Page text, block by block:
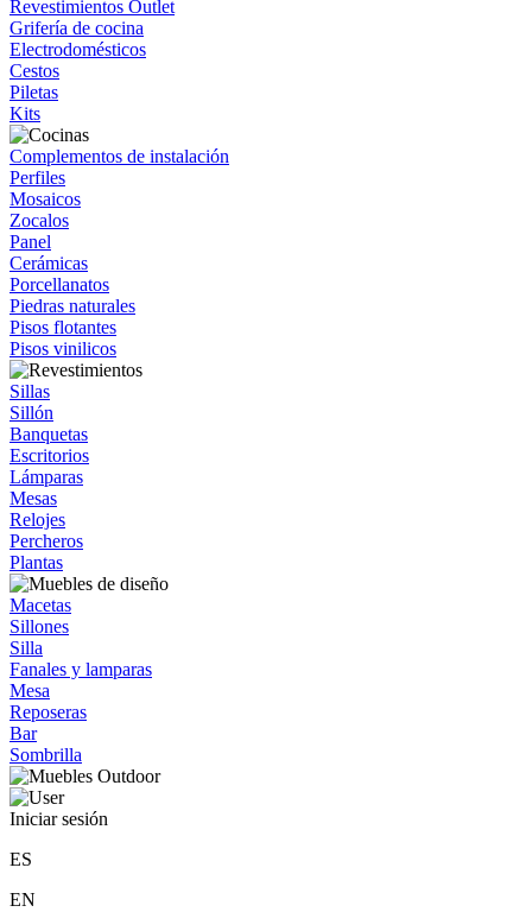
Revestimientos Outlet
Grifería de cocina
Electrodomésticos
Cestos
Piletas
Kits
Complementos de instalación
Perfiles
Mosaicos
Zocalos
Panel
Cerámicas
Porcellanatos
Piedras naturales
Pisos flotantes
Pisos vinilicos
Sillas
Sillón
Banquetas
Escritorios
Lámparas
Mesas
Relojes
Percheros
Plantas
Macetas
Sillones
Silla
Fanales y lamparas
Mesa
Reposeras
Bar
Sombrilla
Iniciar sesión
ES
EN